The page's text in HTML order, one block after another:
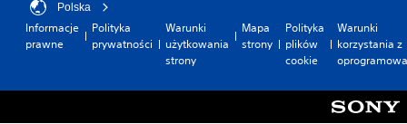
Polska
Informacje
prawne
Polityka
prywatności
Warunki
użytkowania
strony
Mapa
strony
Polityka
plików
cookie
Warunki
korzystania z